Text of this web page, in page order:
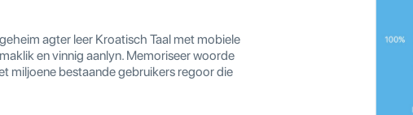
agter leer Kroatisch Taal met mobiele
en vinnig aanlyn. Memoriseer woorde
miljoene bestaande gebruikers regoor die